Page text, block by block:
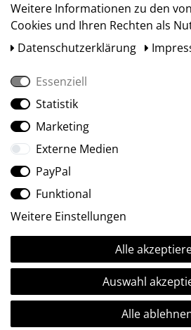
Social Media
Ⓒ2009-2026 ARTland GmbH • Alle
Weitere Informationen zu den
Cookies und Ihren Rechten als
Daten­schutz­erklärung
Essenziell
Statistik
Marketing
Externe Medien
PayPal
Funktional
Weitere Einstellungen
Alle
Auswahl
Alle